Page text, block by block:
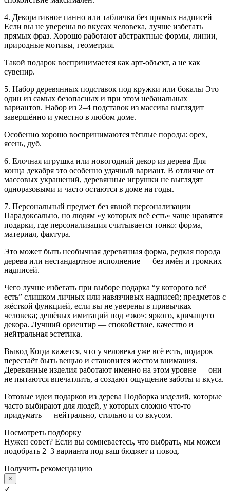
4. Декоративное панно или табличка без прямых надписей
Если вы не уверены во вкусах человека, лучше избегать
прямых фраз. Хорошо работают абстрактные формы, линии,
природные мотивы, геометрия.
Такой подарок воспринимается как арт-объект, а не как
сувенир.
5. Набор деревянных подставок под кружки или бокалы Это
один из самых безопасных и при этом небанальных
вариантов. Набор из 2–4 подставок из массива выглядит
завершённо и уместно в любом доме.
Особенно хорошо воспринимаются тёплые породы: орех,
ясень, дуб.
6. Елочная игрушка или новогодний декор из дерева Для
конца декабря это особенно удачный вариант. В отличие от
массовых украшений, деревянные игрушки не выглядят
одноразовыми и часто остаются в доме на годы.
7. Персональный предмет без явной персонализации
Парадоксально, но людям «у которых всё есть» чаще нравятся
подарки, где персонализация считывается тонко: форма,
материал, фактура.
Это может быть необычная деревянная форма, редкая порода
дерева или нестандартное исполнение — без имён и громких
надписей.
Чего лучше избегать при выборе подарка “у которого всё
есть” слишком личных или навязчивых надписей; предметов с
жёсткой функцией, если вы не уверены в привычках
человека; дешёвых имитаций под «эко»; яркого, кричащего
декора. Лучший ориентир — спокойствие, качество и
нейтральная эстетика.
Вывод Когда кажется, что у человека уже всё есть, подарок
перестаёт быть вещью и становится жестом внимания.
Деревянные изделия работают именно на этом уровне — они
не пытаются впечатлить, а создают ощущение заботы и вкуса.
Готовые идеи подарков из дерева Подборка изделий, которые
часто выбирают для людей, у которых сложно что-то
придумать — нейтрально, стильно и со вкусом.
Посмотреть подборку
Нужен совет? Если вы сомневаетесь, что выбрать, мы можем
подобрать 2–3 варианта под ваш бюджет и повод.
Получить рекомендацию
×
✓